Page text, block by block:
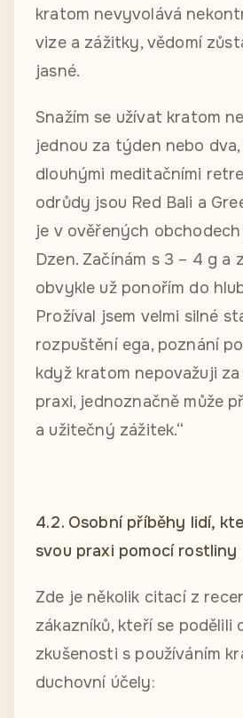
kratom nevyvolává
vize a zážitky, vědomí
jasné.
Snažím se užívat kratom
jednou za týden nebo
dlouhými meditačními
odrůdy jsou Red Bali a
je v ověřených obchodech
Dzen. Začínám s 3 – 4 g a
obvykle už ponořím do
Prožíval jsem velmi silné
rozpuštění ega, poznání
když kratom nepovažuji
praxi, jednoznačně může
a užitečný zážitek.“
4.2. Osobní příběhy lidí,
svou praxi pomocí rostliny
Zde je několik citací z
zákazníků, kteří se podělili
zkušenosti s používáním
duchovní účely: